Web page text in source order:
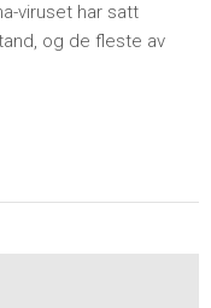
viruset har satt
og de fleste av